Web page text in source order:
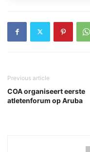
Previous article
COA organiseert eerste
atletenforum op Aruba